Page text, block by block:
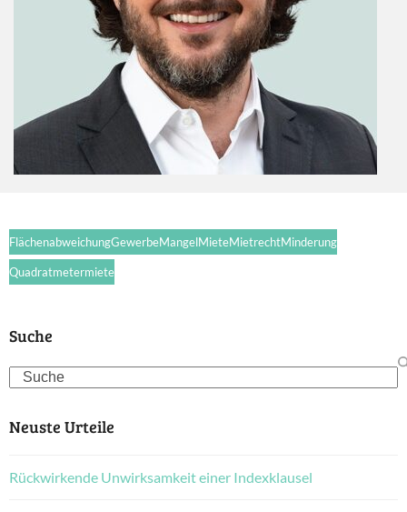
FlächenabweichungGewerbeMangelMieteMietrechtMinderung
Quadratmetermiete
Suche
Search
Neuste Urteile
Rückwirkende Unwirksamkeit einer Indexklausel